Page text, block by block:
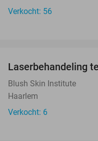
Verkocht: 56
Laserbehandeling
Blush Skin Institute
Haarlem
Verkocht: 6